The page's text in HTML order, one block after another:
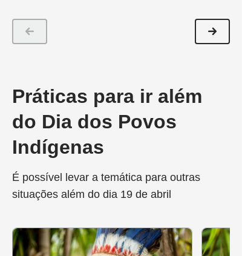
Práticas para ir além
do Dia dos Povos
Indígenas
É possível levar a temática para outras
situações além do dia 19 de abril